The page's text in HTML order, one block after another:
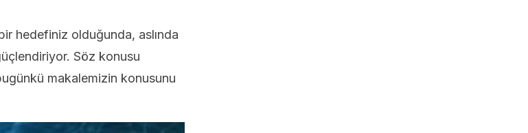
hedefiniz olduğunda, aslında
Söz konusu
makalemizin konusunu